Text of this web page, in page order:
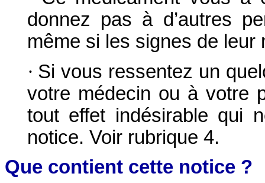
donnez pas à d’autres
même si les signes de
· Si vous ressentez un
votre médecin ou à votre
tout effet indésirable qui
notice. Voir rubrique 4.
Que contient cette notice ?